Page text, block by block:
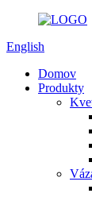
English
Domov
Produkty